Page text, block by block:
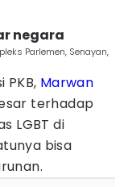
negara
Parlemen, Senayan,
PKB, Marwan
terhadap
LGBT di
bisa